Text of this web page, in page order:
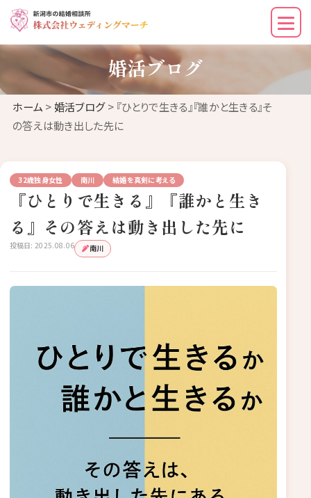
婚活ブログ
ホーム >婚活ブログ> 『ひとりで生きる』『誰かと生きる』そ
の答えは動き出した先に
32歳独身女性 南川 結婚を真剣に考える
『ひとりで生きる』『誰かと生き
る』その答えは動き出した先に
投稿日: 2025.08.06 南川